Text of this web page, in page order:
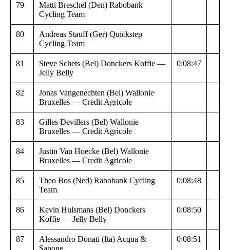
79
Matti Breschel (Den) Rabobank
Cycling Team
80
Andreas Stauff (Ger) Quickstep
Cycling Team
81
Steve Schets (Bel) Donckers Koffie —
Jelly Belly
0:08:47
82
Jonas Vangenechten (Bel) Wallonie
Bruxelles — Credit Agricole
83
Gilles Devillers (Bel) Wallonie
Bruxelles — Credit Agricole
84
Justin Van Hoecke (Bel) Wallonie
Bruxelles — Credit Agricole
85
Theo Bos (Ned) Rabobank Cycling
Team
0:08:48
86
Kevin Hulsmans (Bel) Donckers
Koffie — Jelly Belly
0:08:50
87
Alessandro Donati (Ita) Acqua &
0:08:51